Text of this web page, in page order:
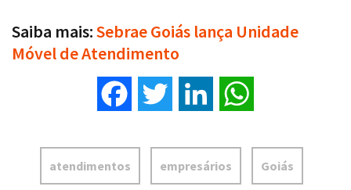
Saiba mais:Sebrae Goiás lança Unidade
Móvel de Atendimento
Facebook Twitter LinkedIn
atendimentos empresários Goiás